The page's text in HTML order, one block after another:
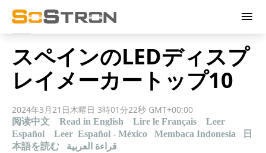
menu
スペインのLEDディスプ
レイメーカートップ10
2024年3月21日木曜日 3時01分22秒 GMT+00:00
阅读中文 Read in English Lire le Français
Leer
Español
Leer Español - México Membaca Indonesia
日
本語を読む
قراءة العربية